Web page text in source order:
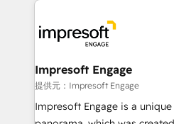
results. 🎯 We present a solution-centric approach
and we're focused on
of HubSpot's most important
value from the platform in the long
worked 400+ HubSpot
but specialise in the more
Impresoft Engage
提供元：Impresoft Engage
Impresoft Engage is a